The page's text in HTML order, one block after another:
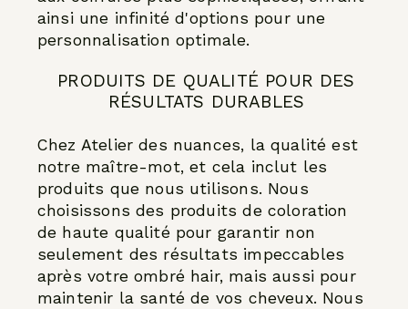
ainsi une infinité d'options pour une
personnalisation optimale.
PRODUITS DE QUALITÉ POUR DES
RÉSULTATS DURABLES
Chez Atelier des nuances, la qualité est
notre maître-mot, et cela inclut les
produits que nous utilisons. Nous
choisissons des produits de coloration
de haute qualité pour garantir non
seulement des résultats impeccables
après votre ombré hair, mais aussi pour
maintenir la santé de vos cheveux. Nous